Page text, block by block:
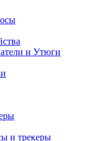
и Утюги
и трекеры